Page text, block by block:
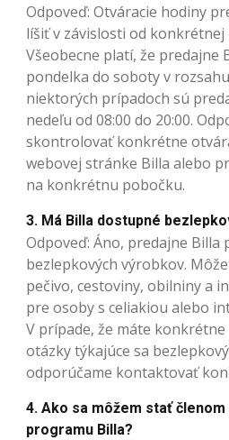
Odpoveď: Otváracie hodiny
líšiť v závislosti od konkrétnej
Všeobecne platí, že predajne
pondelka do soboty v
niektorých prípadoch sú
nedeľu od 08:00 do 20:00.
skontrolovať konkrétne
webovej stránke Billa alebo
na konkrétnu pobočku.
3. Má Billa dostupné
Odpoveď: Áno, predajne
bezlepkových výrobkov.
pečivo, cestoviny, obilniny a
pre osoby s celiakiou alebo
V prípade, že máte
otázky týkajúce sa
odporúčame kontaktovať
4. Ako sa môžem stať
programu Billa?